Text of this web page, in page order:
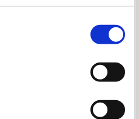
Pret:19,00Lei 15,20 Lei